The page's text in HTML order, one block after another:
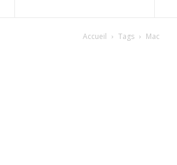
Accueil Tags Mac